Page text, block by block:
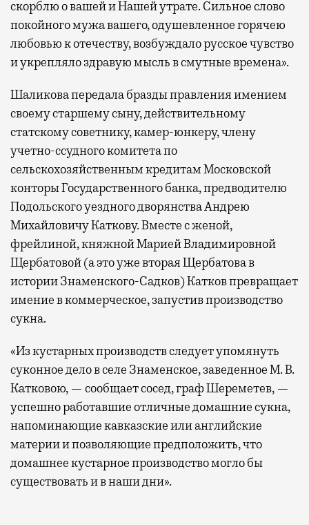
скорблю о вашей и Нашей утрате. Сильное слово
покойного мужа вашего, одушевленное горячею
любовью к отечеству, возбуждало русское чувство
и укрепляло здравую мысль в смутные времена».
Шаликова передала бразды правления имением
своему старшему сыну, действительному
статскому советнику, камер-юнкеру, члену
учетно-ссудного комитета по
сельскохозяйственным кредитам Московской
конторы Государственного банка, предводителю
Подольского уездного дворянства Андрею
Михайловичу Каткову. Вместе с женой,
фрейлиной, княжной Марией Владимировной
Щербатовой (а это уже вторая Щербатова в
истории Знаменского-Садков) Катков превращает
имение в коммерческое, запустив производство
сукна.
«Из кустарных производств следует упомянуть
суконное дело в селе Знаменское, заведенное М. В.
Катковою, — сообщает сосед, граф Шереметев, —
успешно работавшие отличные домашние сукна,
напоминающие кавказские или английские
материи и позволяющие предположить, что
домашнее кустарное производство могло бы
существовать и в наши дни».